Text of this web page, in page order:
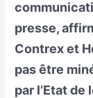
presse,
Contrex et
pas être
par l’Etat